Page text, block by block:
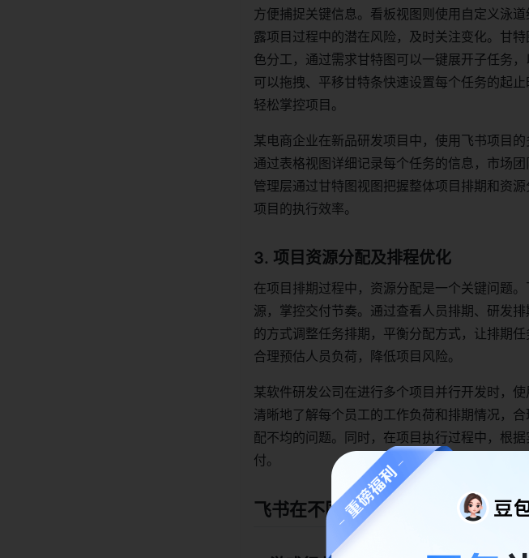
方便捕捉关键信息。看板视图则使用自定义泳
露项目过程中的潜在风险，及时关注变化。甘
色分工，通过需求甘特图可以一键展开子任务
可以拖拽、平移甘特条快速设置每个任务的起
轻松掌控项目。
某电商企业在新品研发项目中，使用飞书项目
通过表格视图详细记录每个任务的信息，市场
管理层通过甘特图视图把握整体项目排期和资
项目的执行效率。
3. 项目资源分配及排程优化
在项目排期过程中，资源分配是一个关键问题
源，掌控交付节奏。通过查看人员排期、研发
的方式调整任务排期，平衡分配方式，让排期
合理预估人员负荷，降低项目风险。
某软件研发公司在进行多个项目并行开发时，
清晰地了解每个员工的工作负荷和排期情况，
配不均的问题。同时，在项目执行过程中，根
付。
飞书在不同行业的成功实践